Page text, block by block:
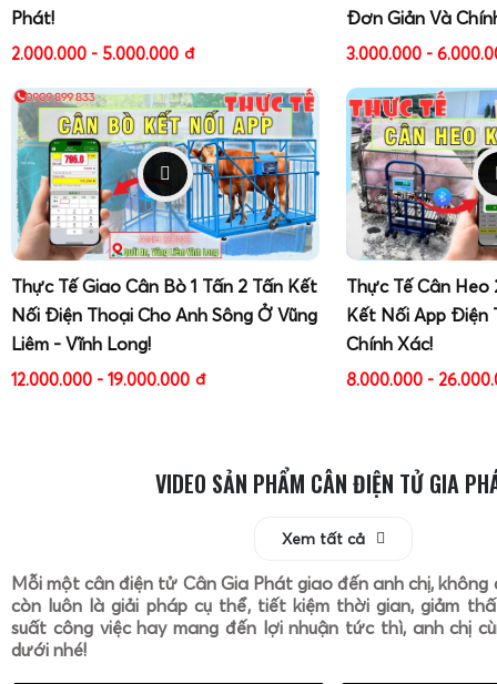
Phát!
2.000.000 - 5.000.000 đ
Đơn Giản Và
3.000.000 -
Thực Tế Giao Cân Bò 1 Tấn 2 Tấn Kết
Nối Điện Thoại Cho Anh Sông Ở Vũng
Liêm - Vĩnh Long!
12.000.000 - 19.000.000 đ
Thực Tế Cân
Kết Nối App Điện
Chính Xác!
8.000.000 -
VIDEO SẢN PHẨM CÂN ĐIỆN TỬ GIA
Xem tất cả
Mỗi một cân điện tử Cân Gia Phát giao đến anh chị, không
còn luôn là giải pháp cụ thể, tiết kiệm thời gian, giảm
suất công việc hay mang đến lợi nhuận tức thì, anh chị
dưới nhé!